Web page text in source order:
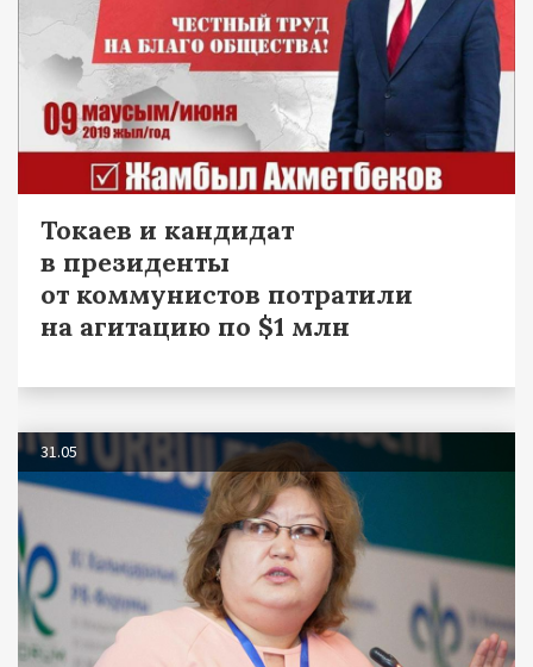
Токаев и кандидат
в президенты
от коммунистов потратили
на агитацию по $1 млн
31.05